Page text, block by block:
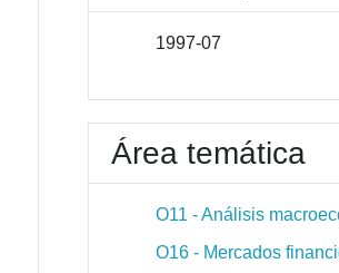
1997-07
Área temática
O11 - Análisis
O16 - Mercados